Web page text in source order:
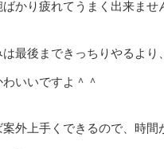
かり疲れてうまく出来ませ
最後まできっちりやるより
いいですよ＾＾
外上手くできるので、時間